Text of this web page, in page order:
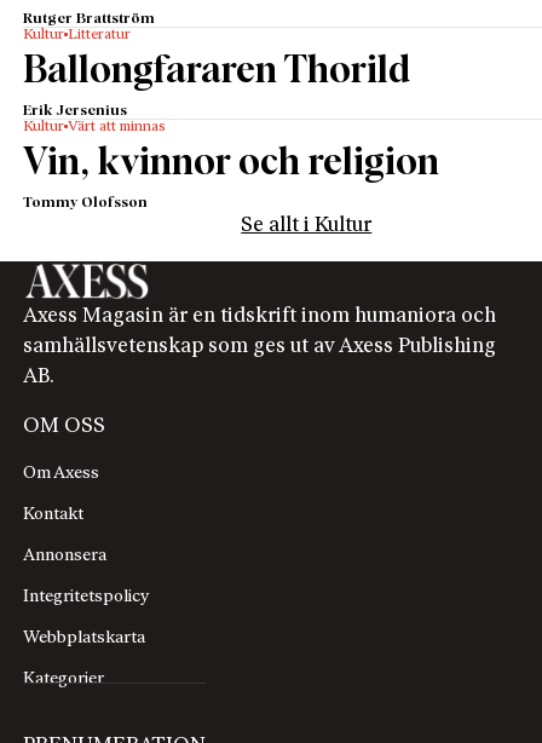
Rutger Brattström
Kultur Litteratur
Ballongfararen Thorild
Erik Jersenius
Kultur Värt att minnas
Vin, kvinnor och religion
Tommy Olofsson
Se allt i Kultur
Axess Magasin är en tidskrift inom humaniora och
samhällsvetenskap som ges ut av Axess Publishing
AB.
OM OSS
Om Axess
Kontakt
Annonsera
Integritetspolicy
Webbplatskarta
Kategorier